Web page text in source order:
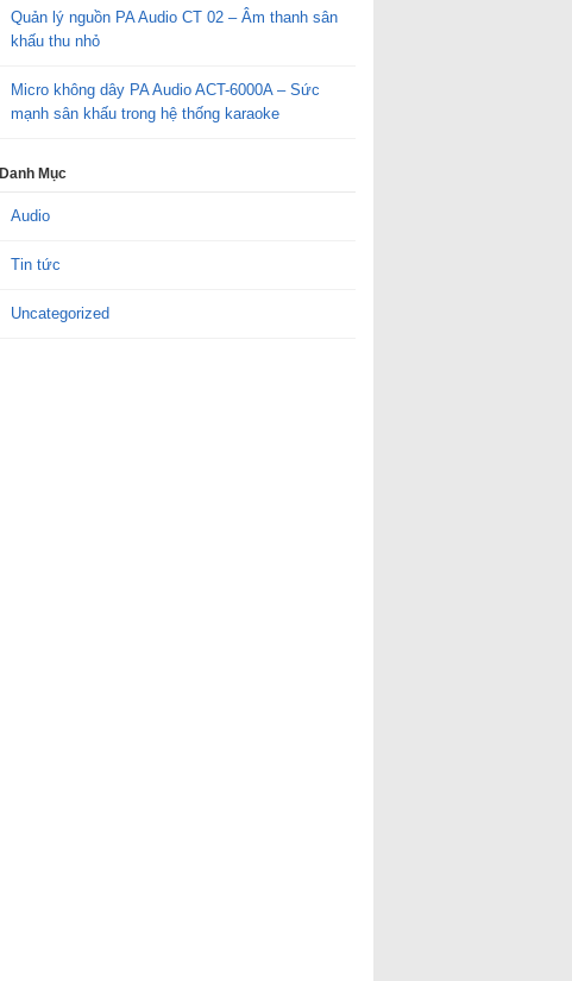
Quản lý nguồn PA Audio CT 02 – Âm thanh sân
khấu thu nhỏ
Micro không dây PA Audio ACT-6000A – Sức
mạnh sân khấu trong hệ thống karaoke
Danh Mục
Audio
Tin tức
Uncategorized